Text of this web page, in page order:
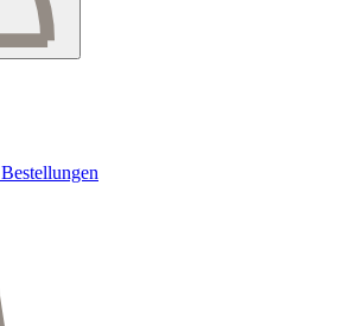
Bestellungen